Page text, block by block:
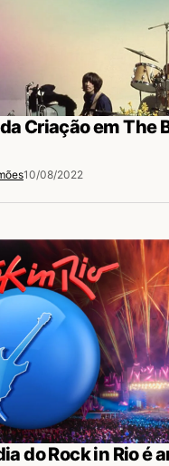
Criação em The
10/08/2022
do Rock in Rio é